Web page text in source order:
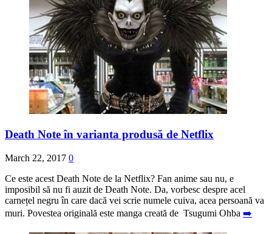
Death Note în varianta produsă de Netflix
March 22, 2017 0
Ce este acest Death Note de la Netflix? Fan anime sau nu, e
imposibil să nu fi auzit de Death Note. Da, vorbesc despre acel
carnețel negru în care dacă vei scrie numele cuiva, acea persoană va
muri. Povestea originală este manga creată de Tsugumi Ohba ➡️